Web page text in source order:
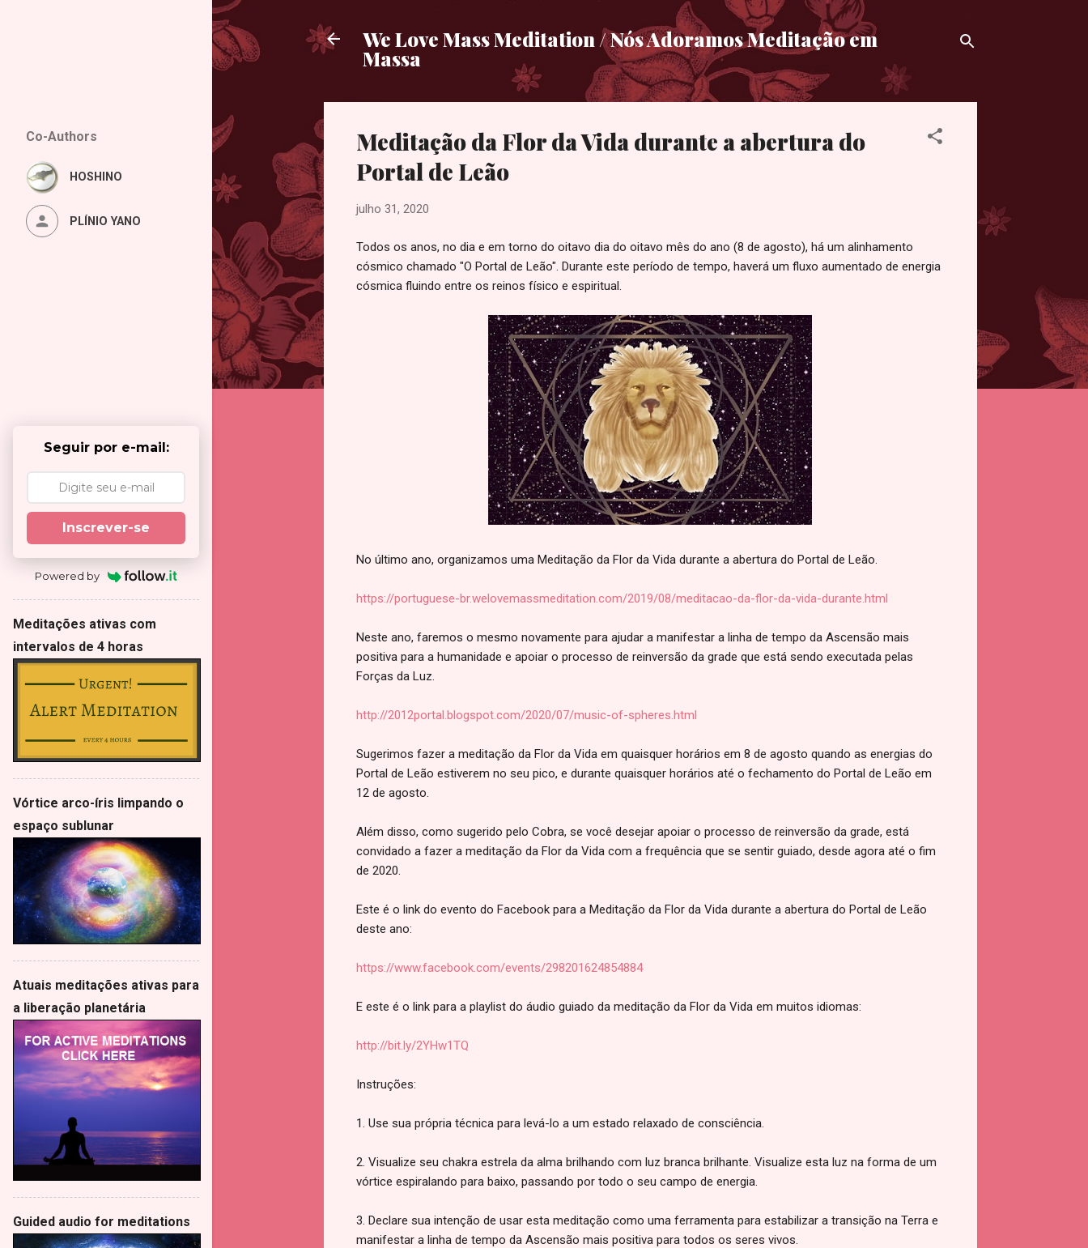
We Love Mass Meditation / Nós Adoramos Meditação em
Massa
Meditação da Flor da Vida durante a abertura do
Portal de Leão
julho 31, 2020
Todos os anos, no dia e em torno do oitavo dia do oitavo mês do ano (8 de agosto), há um alinhamento
cósmico chamado "O Portal de Leão". Durante este período de tempo, haverá um fluxo aumentado de energia
cósmica fluindo entre os reinos físico e espiritual.
No último ano, organizamos uma Meditação da Flor da Vida durante a abertura do Portal de Leão.
https://portuguese-br.welovemassmeditation.com/2019/08/meditacao-da-flor-da-vida-durante.html
Neste ano, faremos o mesmo novamente para ajudar a manifestar a linha de tempo da Ascensão mais
positiva para a humanidade e apoiar o processo de reinversão da grade que está sendo executada pelas
Forças da Luz.
http://2012portal.blogspot.com/2020/07/music-of-spheres.html
Sugerimos fazer a meditação da Flor da Vida em quaisquer horários em 8 de agosto quando as energias do
Portal de Leão estiverem no seu pico, e durante quaisquer horários até o fechamento do Portal de Leão em
12 de agosto.
Além disso, como sugerido pelo Cobra, se você desejar apoiar o processo de reinversão da grade, está
convidado a fazer a meditação da Flor da Vida com a frequência que se sentir guiado, desde agora até o fim
de 2020.
Este é o link do evento do Facebook para a Meditação da Flor da Vida durante a abertura do Portal de Leão
deste ano:
https://www.facebook.com/events/298201624854884
E este é o link para a playlist do áudio guiado da meditação da Flor da Vida em muitos idiomas:
http://bit.ly/2YHw1TQ
Instruções:
1. Use sua própria técnica para levá-lo a um estado relaxado de consciência.
2. Visualize seu chakra estrela da alma brilhando com luz branca brilhante. Visualize esta luz na forma de um
vórtice espiralando para baixo, passando por todo o seu campo de energia.
3. Declare sua intenção de usar esta meditação como uma ferramenta para estabilizar a transição na Terra e
manifestar a linha de tempo da Ascensão mais positiva para todos os seres vivos.
Co-Authors
HOSHINO
PLÍNIO YANO
Seguir por e-mail:
Inscrever-se
Powered by
Meditações ativas com
intervalos de 4 horas
Vórtice arco-íris limpando o
espaço sublunar
Atuais meditações ativas para
a liberação planetária
Guided audio for meditations